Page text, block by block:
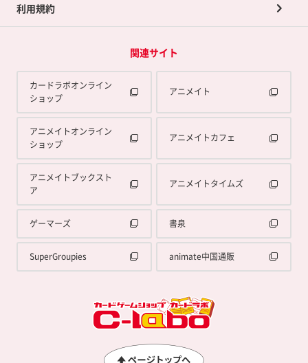
利用規約
関連サイト
カードラボオンライン
ショップ
アニメイト
アニメイトオンライン
ショップ
アニメイトカフェ
アニメイトブックスト
ア
アニメイトタイムズ
ゲーマーズ 書泉
SuperGroupies animate中国通販